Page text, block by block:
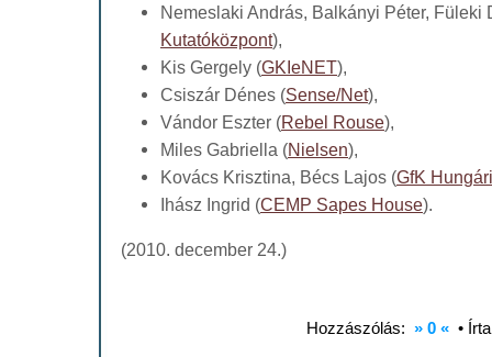
Nemeslaki András, Balkányi Péter, Füleki
Kutatóközpont),
Kis Gergely (GKIeNET),
Csiszár Dénes (Sense/Net),
Vándor Eszter (Rebel Rouse),
Miles Gabriella (Nielsen),
Kovács Krisztina, Bécs Lajos (GfK
Ihász Ingrid (CEMP Sapes House).
(2010. december 24.)
Hozzászólás: » 0 « •